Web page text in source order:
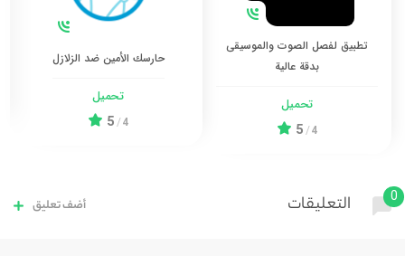
تطبيق لفصل الصوت والموسيقى
بدقة عالية
تحميل
4
/
5
حارسك الأمين ضد الزلازل
تحميل
4
/
5
0 التعليقات أضف تعليق